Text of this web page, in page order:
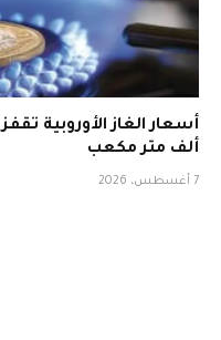
ألف متر مكعب
7 أغسطس، 2026